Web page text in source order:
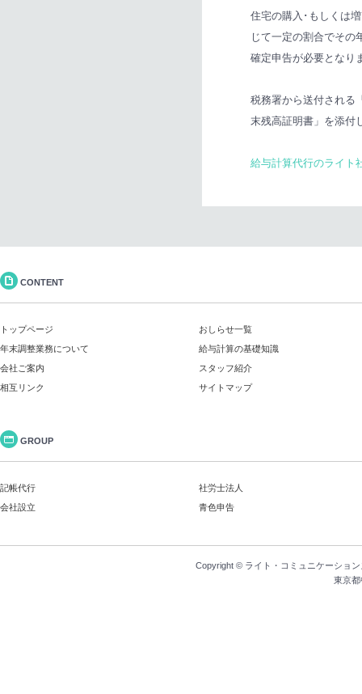
住宅の購入･もしくは
じて一定の割合でその
確定申告が必要となり
税務署から送付される
末残高証明書」を添付
給与計算代行のライト
CONTENT
トップページ
おしらせ一覧
年末調整業務について
給与計算の基礎知識
会社ご案内
スタッフ紹介
相互リンク
サイトマップ
GROUP
記帳代行
社労士法人
会社設立
青色申告
Copyright © ライト・コミュニケーショ
東京